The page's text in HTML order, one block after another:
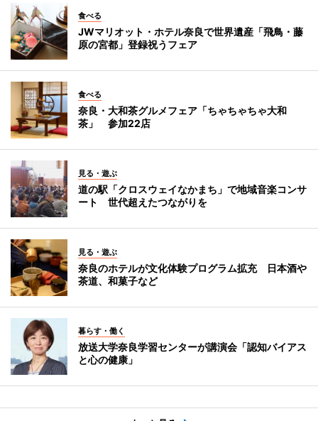
食べる
JWマリオット・ホテル奈良で世界遺産「飛鳥・藤
原の宮都」登録祝うフェア
食べる
奈良・大和茶グルメフェア「ちゃちゃちゃ大和
茶」 参加22店
見る・遊ぶ
道の駅「クロスウェイなかまち」で地域音楽コンサ
ート 世代超えたつながりを
見る・遊ぶ
奈良のホテルが文化体験プログラム拡充 日本酒や
茶道、和菓子など
暮らす・働く
放送大学奈良学習センターが講演会「認知バイアス
と心の健康」